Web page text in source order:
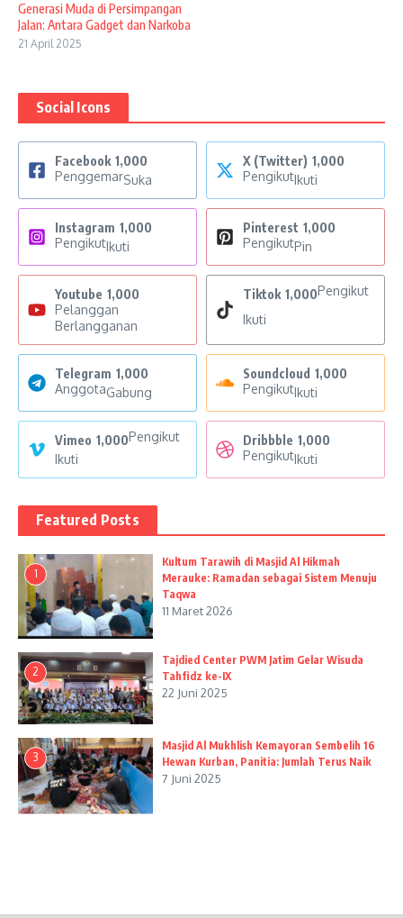
Generasi Muda di Persimpangan
Jalan: Antara Gadget dan Narkoba
21 April 2025
Social Icons
Facebook 1,000
PenggemarSuka
X (Twitter) 1,000
PengikutIkuti
Instagram 1,000
PengikutIkuti
Pinterest 1,000
PengikutPin
Youtube 1,000
Pelanggan
Berlangganan
Tiktok 1,000Pengikut
Ikuti
Telegram 1,000
AnggotaGabung
Soundcloud 1,000
PengikutIkuti
Vimeo 1,000Pengikut
Ikuti
Dribbble 1,000
PengikutIkuti
Featured Posts
1
Kultum Tarawih di Masjid Al Hikmah
Merauke: Ramadan sebagai Sistem Menuju
Taqwa
11 Maret 2026
2
Tajdied Center PWM Jatim Gelar Wisuda
Tahfidz ke-IX
22 Juni 2025
3
Masjid Al Mukhlish Kemayoran Sembelih 16
Hewan Kurban, Panitia: Jumlah Terus Naik
7 Juni 2025